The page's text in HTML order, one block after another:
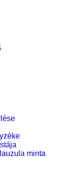
minta